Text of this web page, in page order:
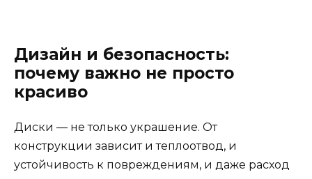
Дизайн и безопасность:
почему важно не просто
красиво
Диски — не только украшение. От
конструкции зависит и теплоотвод, и
устойчивость к повреждениям, и даже расход